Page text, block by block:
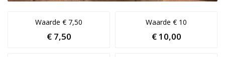
Waarde € 7,50
€ 7,50
Waarde € 10
€ 10,00